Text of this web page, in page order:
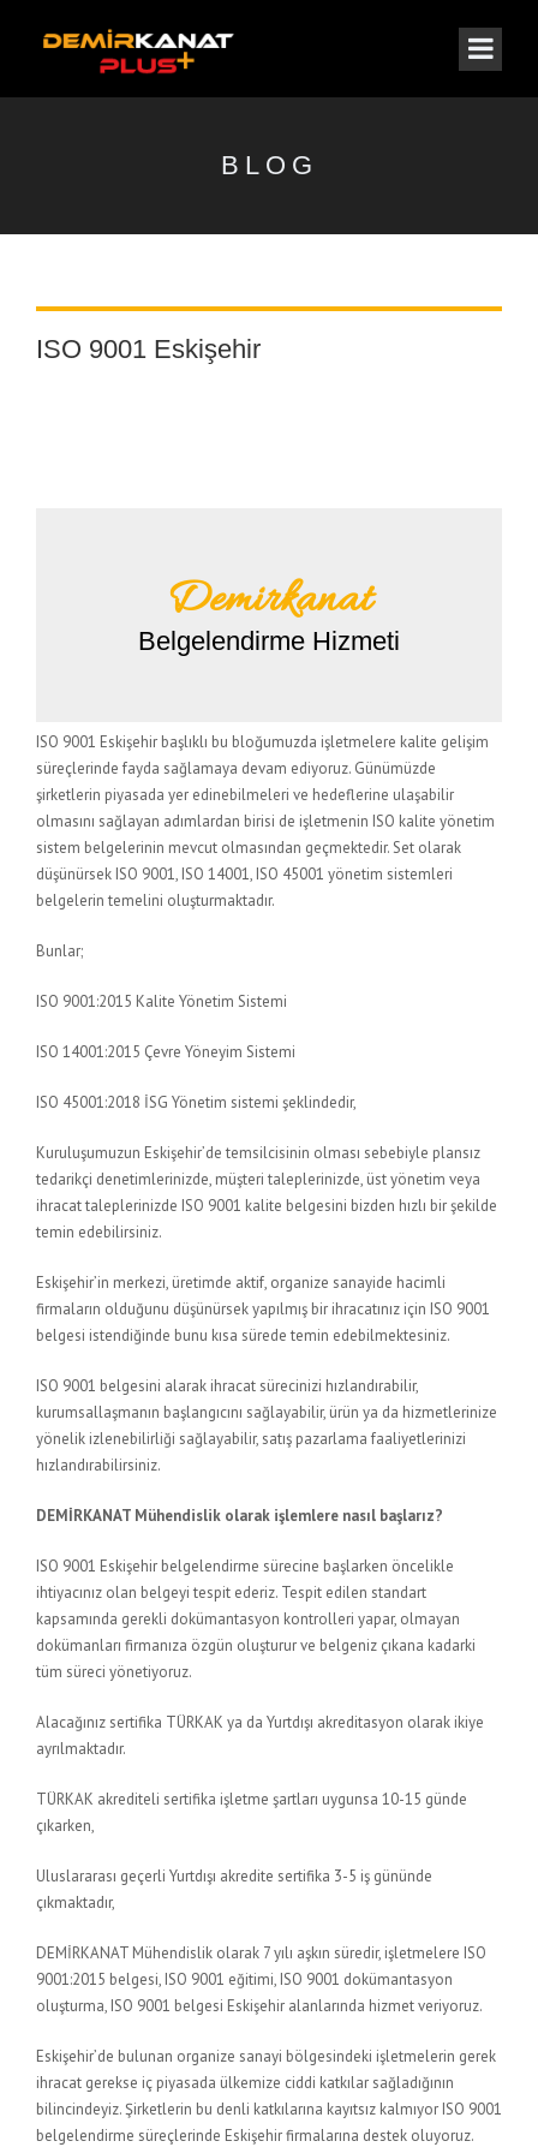
BLOG
ISO 9001 Eskişehir
Demirkanat
Belgelendirme Hizmeti
ISO 9001 Eskişehir başlıklı bu bloğumuzda işletmelere kalite gelişim
süreçlerinde fayda sağlamaya devam ediyoruz. Günümüzde
şirketlerin piyasada yer edinebilmeleri ve hedeflerine ulaşabilir
olmasını sağlayan adımlardan birisi de işletmenin ISO kalite yönetim
sistem belgelerinin mevcut olmasından geçmektedir. Set olarak
düşünürsek ISO 9001, ISO 14001, ISO 45001 yönetim sistemleri
belgelerin temelini oluşturmaktadır.
Bunlar;
ISO 9001:2015 Kalite Yönetim Sistemi
ISO 14001:2015 Çevre Yöneyim Sistemi
ISO 45001:2018 İSG Yönetim sistemi şeklindedir,
Kuruluşumuzun Eskişehir’de temsilcisinin olması sebebiyle plansız
tedarikçi denetimlerinizde, müşteri taleplerinizde, üst yönetim veya
ihracat taleplerinizde ISO 9001 kalite belgesini bizden hızlı bir şekilde
temin edebilirsiniz.
Eskişehir’in merkezi, üretimde aktif, organize sanayide hacimli
firmaların olduğunu düşünürsek yapılmış bir ihracatınız için ISO 9001
belgesi istendiğinde bunu kısa sürede temin edebilmektesiniz.
ISO 9001 belgesini alarak ihracat sürecinizi hızlandırabilir,
kurumsallaşmanın başlangıcını sağlayabilir, ürün ya da hizmetlerinize
yönelik izlenebilirliği sağlayabilir, satış pazarlama faaliyetlerinizi
hızlandırabilirsiniz.
DEMİRKANAT Mühendislik olarak işlemlere nasıl başlarız?
ISO 9001 Eskişehir belgelendirme sürecine başlarken öncelikle
ihtiyacınız olan belgeyi tespit ederiz. Tespit edilen standart
kapsamında gerekli dokümantasyon kontrolleri yapar, olmayan
dokümanları firmanıza özgün oluşturur ve belgeniz çıkana kadarki
tüm süreci yönetiyoruz.
Alacağınız sertifika TÜRKAK ya da Yurtdışı akreditasyon olarak ikiye
ayrılmaktadır.
TÜRKAK akrediteli sertifika işletme şartları uygunsa 10-15 günde
çıkarken,
Uluslararası geçerli Yurtdışı akredite sertifika 3-5 iş gününde
çıkmaktadır,
DEMİRKANAT Mühendislik olarak 7 yılı aşkın süredir, işletmelere ISO
9001:2015 belgesi, ISO 9001 eğitimi, ISO 9001 dokümantasyon
oluşturma, ISO 9001 belgesi Eskişehir alanlarında hizmet veriyoruz.
Eskişehir’de bulunan organize sanayi bölgesindeki işletmelerin gerek
ihracat gerekse iç piyasada ülkemize ciddi katkılar sağladığının
bilincindeyiz. Şirketlerin bu denli katkılarına kayıtsız kalmıyor ISO 9001
belgelendirme süreçlerinde Eskişehir firmalarına destek oluyoruz.